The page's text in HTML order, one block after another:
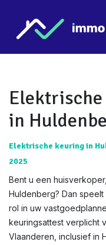
in
Elektrische keuring in
2025
Bent u een
Huldenberg? Dan
rol in uw
keuringsattest verplicht
Vlaanderen, inclusief in